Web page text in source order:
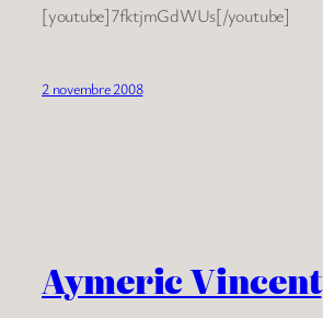
[youtube]7fktjmGdWUs[/youtube]
2 novembre 2008
Aymeric Vincent